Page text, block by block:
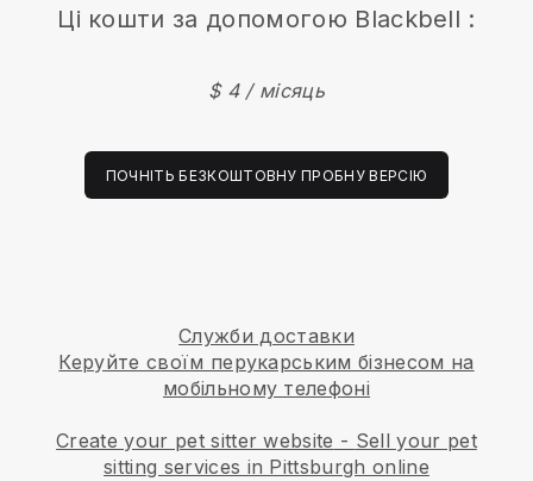
Ці кошти за допомогою Blackbell :
$ 4 / місяць
ПОЧНІТЬ БЕЗКОШТОВНУ ПРОБНУ ВЕРСІЮ
Служби доставки
Керуйте своїм перукарським бізнесом на
мобільному телефоні
Create your pet sitter website - Sell your pet
sitting services in Pittsburgh online